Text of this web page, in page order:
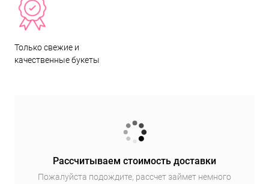
Только свежие и
качественные букеты
Рассчитываем стоимость доставки
Пожалуйста подождите, рассчет займет немного